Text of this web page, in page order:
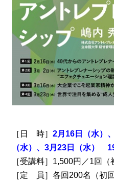
［日 時］ 2月16日（水）
（水）、3月23日（水）
［受講料］1,500円／1回（
［定 員］各回200名（